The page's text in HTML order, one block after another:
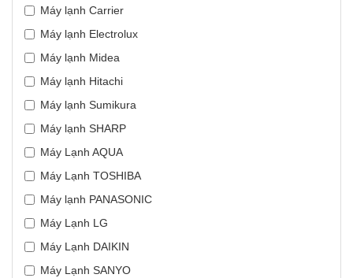
Máy lạnh Carrier
Máy lạnh Electrolux
Máy lạnh Midea
Máy lạnh Hitachi
Máy lạnh Sumikura
Máy lạnh SHARP
Máy Lạnh AQUA
Máy Lạnh TOSHIBA
Máy lạnh PANASONIC
Máy Lạnh LG
Máy Lạnh DAIKIN
Máy Lạnh SANYO